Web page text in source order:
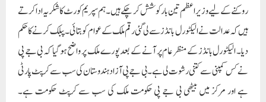
روکنے کے لیے وزیر اعظم تین بار کوشش کر چکے ہیں۔ ہم سپریم کورٹ کا شکریہ ادا کرتے
ہیں کہ عدالت نے الیکٹورل بانڈز سے لی گئی رقم ملک کے عوام کو بتائی۔پبلک کرنے کا حکم
دیا۔ الیکٹورل بانڈز کے منظر عام پر آنے کے بعد پورے ملک پر واضح ہو گیا کہ بی جے پی
نے کس کمپنی سے کتنی رشوت لی ہے۔ بی جے پی آزاد ہندوستان کی سب سے کرپٹ پارٹی
ہے اور مرکز میں بیٹھی بی جے پی حکومت ملک کی سب سے کرپٹ حکومت ہے۔